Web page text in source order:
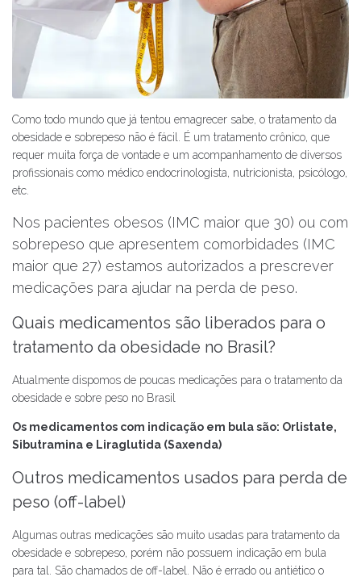
Como todo mundo que já tentou emagrecer sabe, o tratamento da
obesidade e sobrepeso não é fácil. É um tratamento crônico, que
requer muita força de vontade e um acompanhamento de diversos
profissionais como médico endocrinologista, nutricionista, psicólogo,
etc.
Nos pacientes obesos (IMC maior que 30) ou com
sobrepeso que apresentem comorbidades (IMC
maior que 27) estamos autorizados a prescrever
medicações para ajudar na perda de peso.
Quais medicamentos são liberados para o
tratamento da obesidade no Brasil?
Atualmente dispomos de poucas medicações para o tratamento da
obesidade e sobre peso no Brasil
Os medicamentos com indicação em bula são: Orlistate,
Sibutramina e Liraglutida (Saxenda)
Outros medicamentos usados para perda de
peso (off-label)
Algumas outras medicações são muito usadas para tratamento da
obesidade e sobrepeso, porém não possuem indicação em bula
para tal. São chamados de off-label. Não é errado ou antiético o